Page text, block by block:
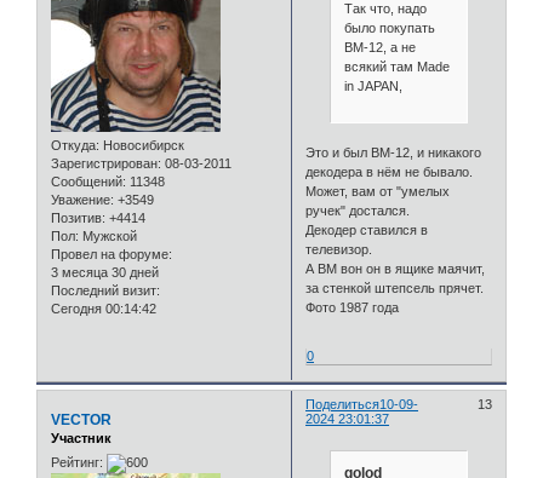
Откуда: Новосибирск
Зарегистрирован: 08-03-2011
Сообщений: 11348
Уважение: +3549
Позитив: +4414
Пол: Мужской
Провел на форуме:
3 месяца 30 дней
Последний визит:
Сегодня 00:14:42
Так что, надо
было покупать
ВМ-12, а не
всякий там Made
in JAPAN,
Это и был ВМ-12, и никакого
декодера в нём не бывало.
Может, вам от "умелых
ручек" достался.
Декодер ставился в
телевизор.
А ВМ вон он в ящике маячит,
за стенкой штепсель прячет.
Фото 1987 года
0
Поделиться 13
10-09-
2024 23:01:37
VECTOR
Участник
Рейтинг:
golod